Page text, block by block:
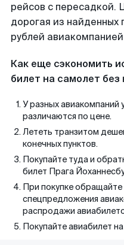
рейсов с пересадкой.
дорогая из
рублей
Как еще сэкономить
билет на самолет без
У разных авиакомпаний
различаются по цене.
Лететь транзитом
конечных пунктов.
Покупайте туда и
билет Прага
При покупке
спецпредложения
распродажи
Покупайте авиабилет